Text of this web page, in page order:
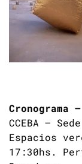
Cronograma
CCEBA –
Espacios
17:30hs.